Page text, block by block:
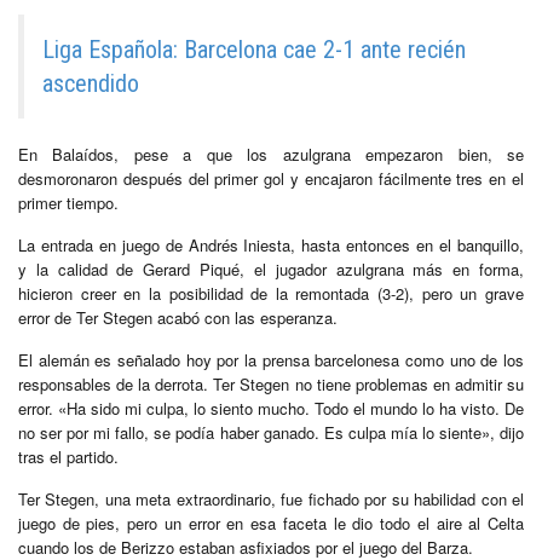
Liga Española: Barcelona cae 2-1 ante recién
ascendido
En Balaídos, pese a que los azulgrana empezaron bien, se
desmoronaron después del primer gol y encajaron fácilmente tres en el
primer tiempo.
La entrada en juego de Andrés Iniesta, hasta entonces en el banquillo,
y la calidad de Gerard Piqué, el jugador azulgrana más en forma,
hicieron creer en la posibilidad de la remontada (3-2), pero un grave
error de Ter Stegen acabó con las esperanza.
El alemán es señalado hoy por la prensa barcelonesa como uno de los
responsables de la derrota. Ter Stegen no tiene problemas en admitir su
error. «Ha sido mi culpa, lo siento mucho. Todo el mundo lo ha visto. De
no ser por mi fallo, se podía haber ganado. Es culpa mía lo siente», dijo
tras el partido.
Ter Stegen, una meta extraordinario, fue fichado por su habilidad con el
juego de pies, pero un error en esa faceta le dio todo el aire al Celta
cuando los de Berizzo estaban asfixiados por el juego del Barza.